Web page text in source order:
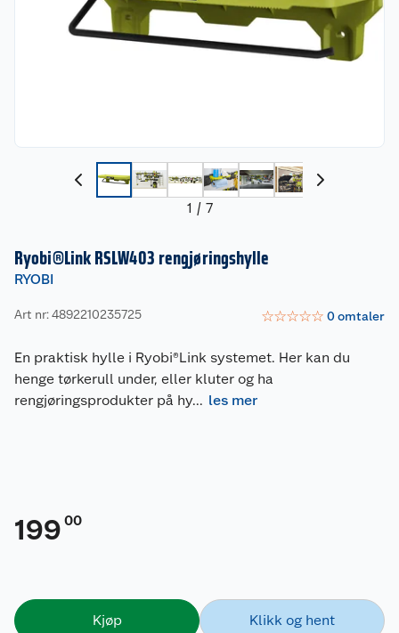
1 / 7
Ryobi®Link RSLW403 rengjøringshylle
RYOBI
Art nr: 4892210235725 ☆☆☆☆☆ 0omtaler
En praktisk hylle i Ryobi®Link systemet. Her kan du
henge tørkerull under, eller kluter og ha
rengjøringsprodukter på hy... les mer
199 00
Kjøp Klikk og hent